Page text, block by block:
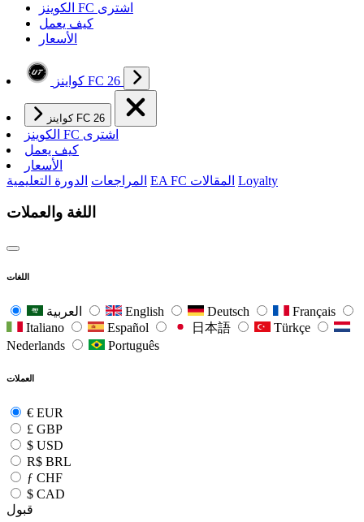
الکوینز FC اشتری
كيف يعمل
الأسعار
كواينز FC 26
كواينز FC 26
الکوینز FC اشتری
كيف يعمل
الأسعار
المراجعات الدورة التعليمية EA FC المقالات Loyalty
اللغة والعملات
اللغات
English Deutsch
Français
Italiano
Español 日本語
Türkçe
Nederlands
Português
العملات
€ EUR
£ GBP
$ USD
R$ BRL
ƒ CHF
$ CAD
قبول